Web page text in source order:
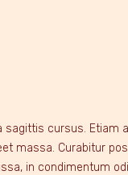
cursus. Etiam
massa. Curabitur
in condimentum